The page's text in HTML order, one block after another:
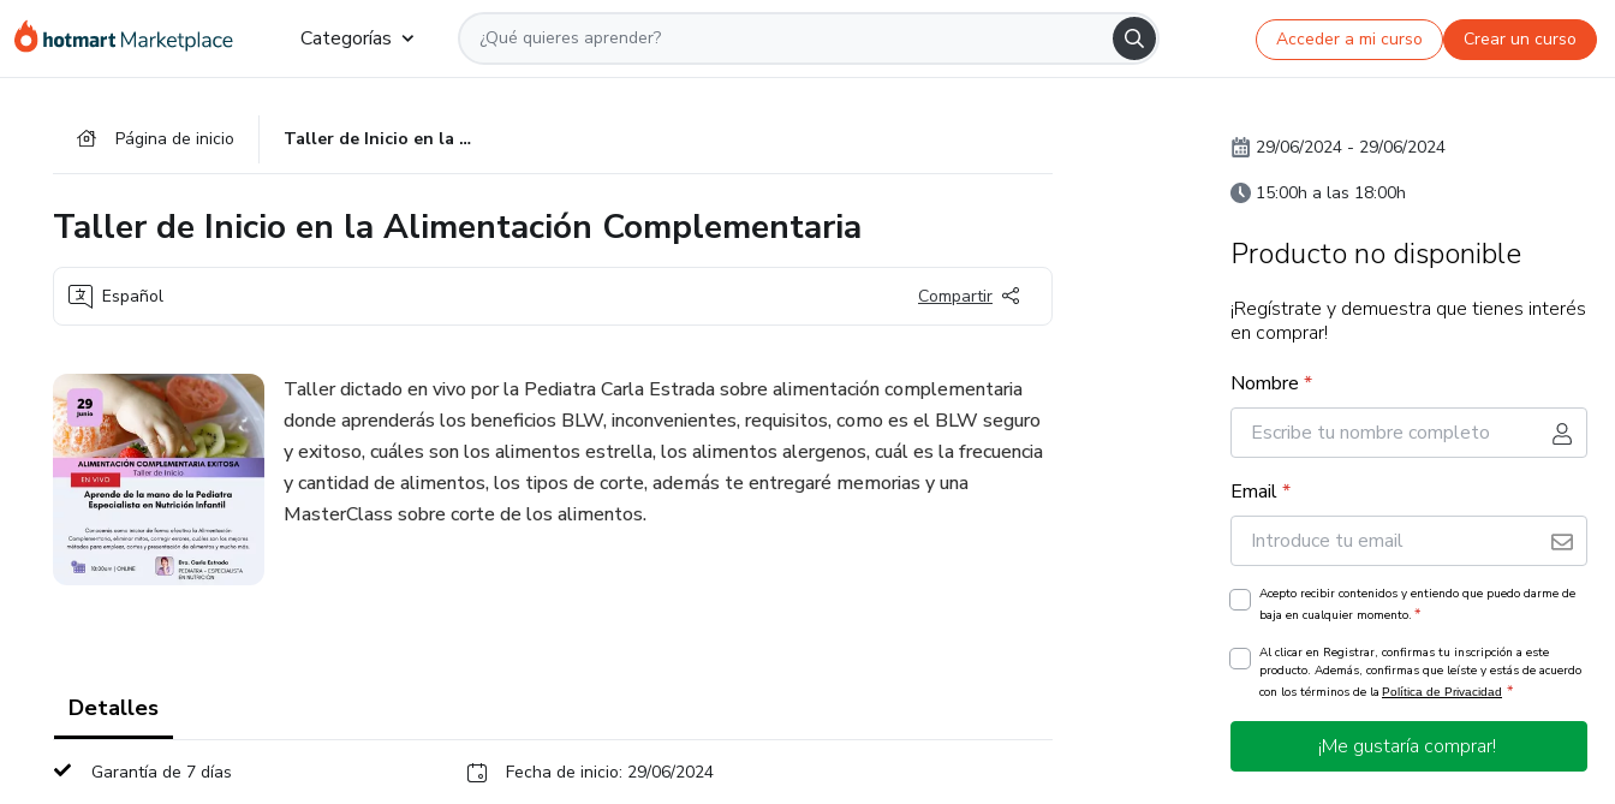
Categorías Acceder a mi curso Crear un curso
Página de inicio Taller de Inicio en la Alimentación Complementaria
Taller de Inicio en la Alimentación Complementaria
Español Compartir
Taller dictado en vivo por la Pediatra Carla Estrada sobre alimentación complementaria
donde aprenderás los beneficios BLW, inconvenientes, requisitos, como es el BLW seguro
y exitoso, cuáles son los alimentos estrella, los alimentos alergenos, cuál es la frecuencia
y cantidad de alimentos, los tipos de corte, además te entregaré memorias y una
MasterClass sobre corte de los alimentos.
Detalles
Garantía de 7 días
Fecha de inicio: 29/06/2024
29/06/2024 - 29/06/2024
15:00h a las 18:00h
Producto no disponible
¡Regístrate y demuestra que tienes interés
en comprar!
Nombre *
Email*
Acepto recibir contenidos y entiendo que puedo darme de
baja en cualquier momento. *
Al clicar en Registrar, confirmas tu inscripción a este
producto. Además, confirmas que leíste y estás de acuerdo
con los términos de la Política de Privacidad *
¡Me gustaría comprar!